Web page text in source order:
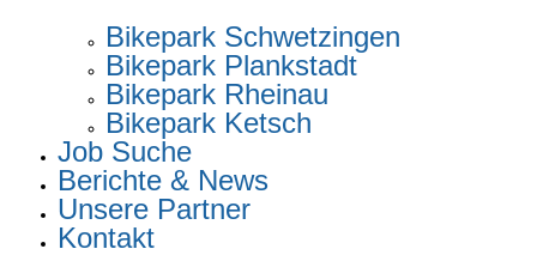
Bikepark Schwetzingen
Bikepark Plankstadt
Bikepark Rheinau
Bikepark Ketsch
Job Suche
Berichte & News
Unsere Partner
Kontakt